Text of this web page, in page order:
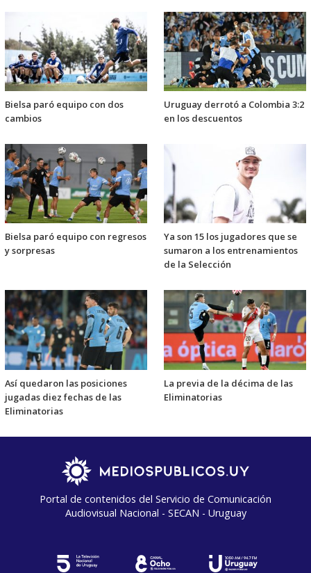
Bielsa paró equipo con dos
cambios
Uruguay derrotó a Colombia 3:2
en los descuentos
Bielsa paró equipo con regresos
y sorpresas
Ya son 15 los jugadores que se
sumaron a los entrenamientos
de la Selección
Así quedaron las posiciones
jugadas diez fechas de las
Eliminatorias
La previa de la décima de las
Eliminatorias
Portal de contenidos del Servicio de Comunicación
Audiovisual Nacional - SECAN - Uruguay